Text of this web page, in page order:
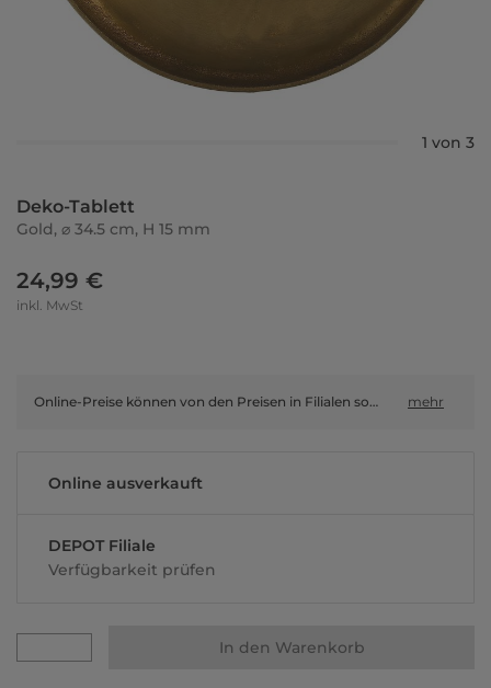
1 von 3
Deko-Tablett
Gold, ⌀ 34.5 cm, H 15 mm
24,99 €
inkl. MwSt
Online-Preise können von den Preisen in Filialen sowie Shop-in-Shop-Flächen abweichen. mehr
Online ausverkauft
DEPOT Filiale
Verfügbarkeit prüfen
In den Warenkorb